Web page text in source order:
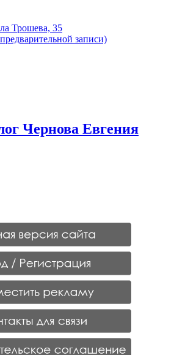
Трошева, 35
записи)
Чернова Евгения